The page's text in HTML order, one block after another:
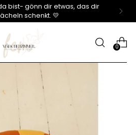
bist- gönn dir etwas, das dir
schenkt. 💛
0